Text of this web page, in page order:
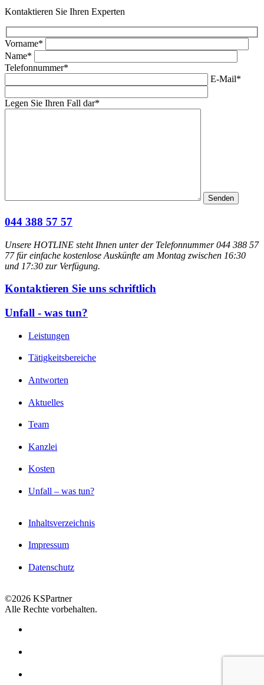
Kontaktieren Sie Ihren Experten
Vorname*
Name*
Telefonnummer*
E-Mail*
Legen Sie Ihren Fall dar*
044 388 57 57
Unsere HOTLINE steht Ihnen unter der Telefonnummer 044 388 57
77 für einfache kostenlose Auskünfte am Montag zwischen 16:30
und 17:30 zur Verfügung.
Kontaktieren Sie uns schriftlich
Unfall - was tun?
Leistungen
Tätigkeitsbereiche
Antworten
Aktuelles
Team
Kanzlei
Kosten
Unfall – was tun?
Inhaltsverzeichnis
Impressum
Datenschutz
©2026 KSPartner
Alle Rechte vorbehalten.